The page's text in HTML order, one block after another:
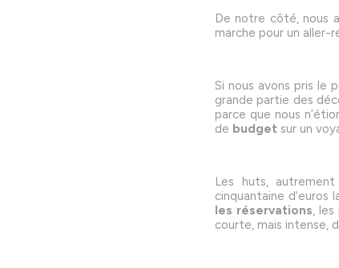
De notre côté, nous
marche pour un aller-
Si nous avons pris le
grande partie des
parce que nous
de budget sur un
Les huts,
cinquantaine d’euros
les réservations,
courte, mais intense,